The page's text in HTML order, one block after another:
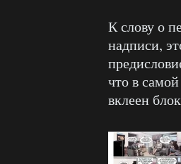
К слову о
надписи,
что в
вклеен